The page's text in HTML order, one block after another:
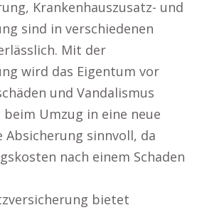
Krankenhauszusatz- und
sind in verschiedenen
Mit der
wird das Eigentum vor
und Vandalismus
Umzug in eine neue
Absicherung sinnvoll, da
nach einem Schaden
bietet